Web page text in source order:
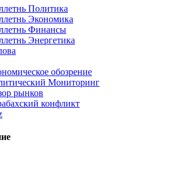
Политика
Экономика
Финансы
Энергетика
обозрение
Мониторинг
рынков
конфликт